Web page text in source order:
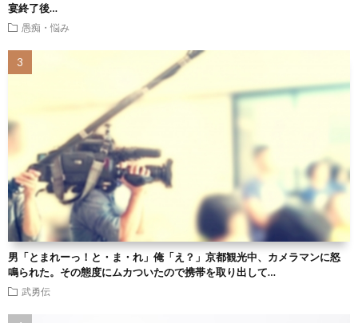
宴終了後…
愚痴・悩み
男「とまれーっ！と・ま・れ」俺「え？」京都観光中、カメラマンに怒
鳴られた。その態度にムカついたので携帯を取り出して…
武勇伝